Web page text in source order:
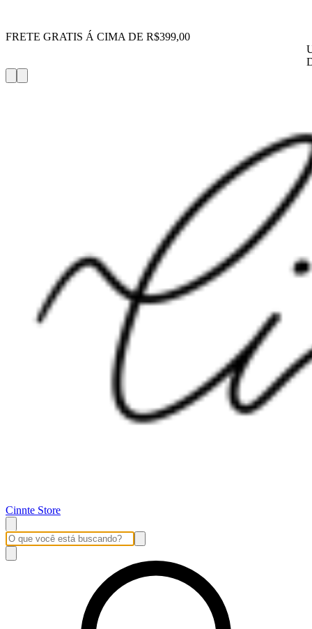
FRETE GRATIS Á CIMA DE R$399,00
Cinnte Store